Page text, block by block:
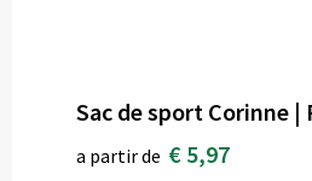
Sac de sport Corinne |
a partir de € 5,97